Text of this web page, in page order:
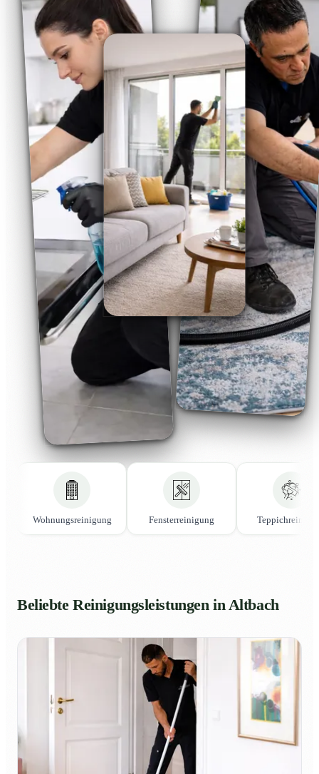
Wohnungsreinigung Fensterreinigung
Beliebte Reinigungsleistungen in Altbach